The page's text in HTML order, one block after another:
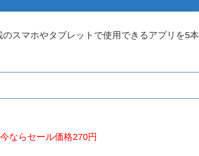
のスマホやタブレットで使用できるアプリを5本
ならセール価格270円